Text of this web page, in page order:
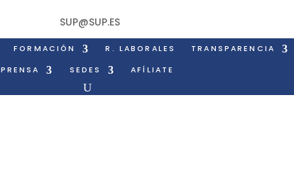
SUP@SUP.ES
FORMACIÓN R. LABORALES TRANSPARENCIA
PRENSA
SEDES AFÍLIATE